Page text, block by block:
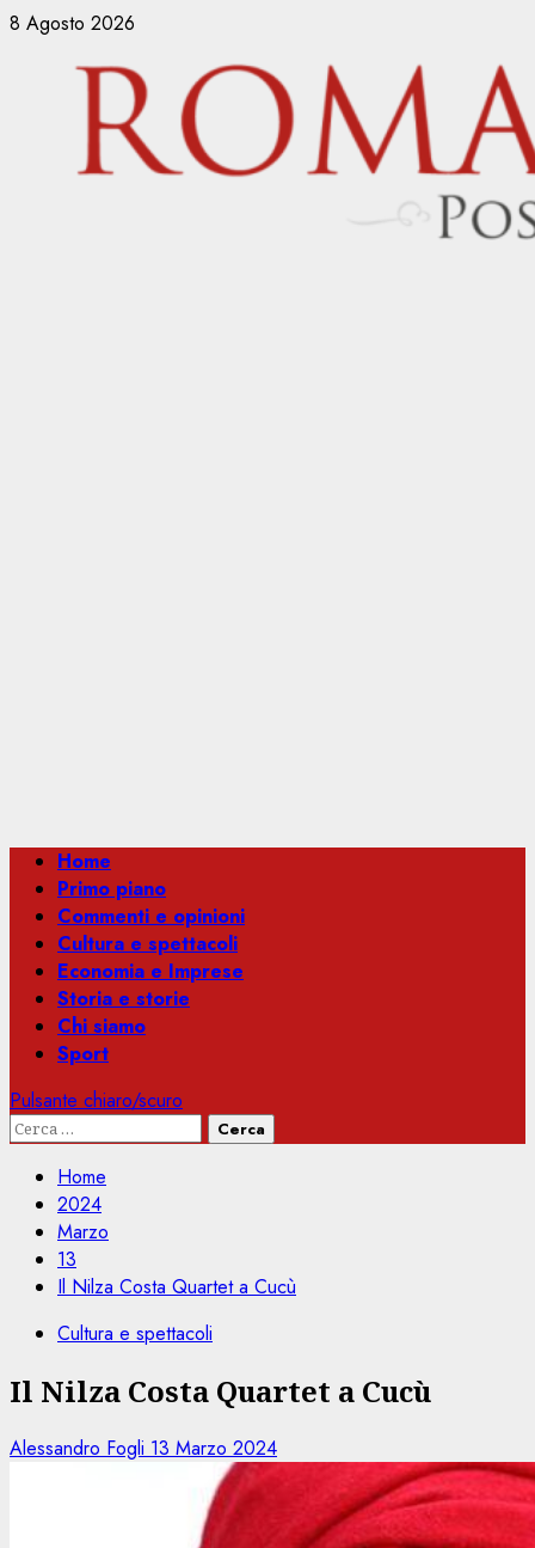
Vai
contenuto
8 Agosto 2026
Menu
principale
Home
Primo piano
Commenti e opinioni
Cultura e spettacoli
Economia e Imprese
Storia e storie
Chi siamo
Sport
Pulsante chiaro/scuro
Ricerca
Home
2024
Marzo
13
Il Nilza Costa Quartet a Cucù
Cultura e spettacoli
Il Nilza Costa Quartet a Cucù
Alessandro Fogli 13 Marzo 2024